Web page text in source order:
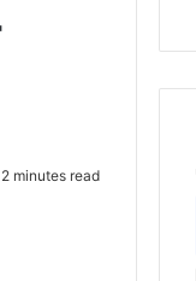
2 minutes read